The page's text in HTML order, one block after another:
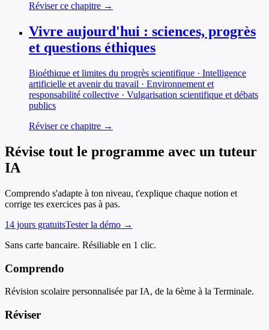
Réviser ce chapitre →
Vivre aujourd'hui : sciences, progrès
et questions éthiques
Bioéthique et limites du progrès scientifique · Intelligence
artificielle et avenir du travail · Environnement et
responsabilité collective · Vulgarisation scientifique et débats
publics
Réviser ce chapitre →
Révise tout le programme avec un tuteur
IA
Comprendo s'adapte à ton niveau, t'explique chaque notion et
corrige tes exercices pas à pas.
14 jours gratuitsTester la démo →
Sans carte bancaire. Résiliable en 1 clic.
Comprendo
Révision scolaire personnalisée par IA, de la 6ème à la Terminale.
Réviser